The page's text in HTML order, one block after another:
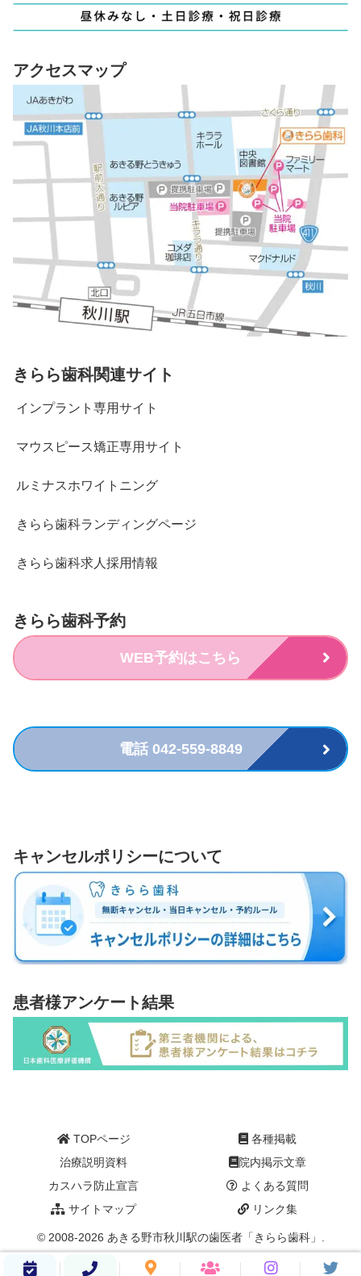
アクセスマップ
きらら歯科関連サイト
インプラント専用サイト
マウスピース矯正専用サイト
ルミナスホワイトニング
きらら歯科ランディングページ
きらら歯科求人採用情報
きらら歯科予約
WEB予約はこちら
電話 042-559-8849
キャンセルポリシーについて
患者様アンケート結果
TOPページ
各種掲載
治療説明資料
院内掲示文章
カスハラ防止宣言
よくある質問
サイトマップ
リンク集
© 2008-2026 あきる野市秋川駅の歯医者「きらら歯科」.